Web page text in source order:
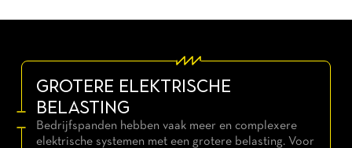
GROTERE ELEKTRISCHE
BELASTING
Bedrijfspanden hebben vaak meer en complexere
elektrische systemen met een grotere belasting. Voor